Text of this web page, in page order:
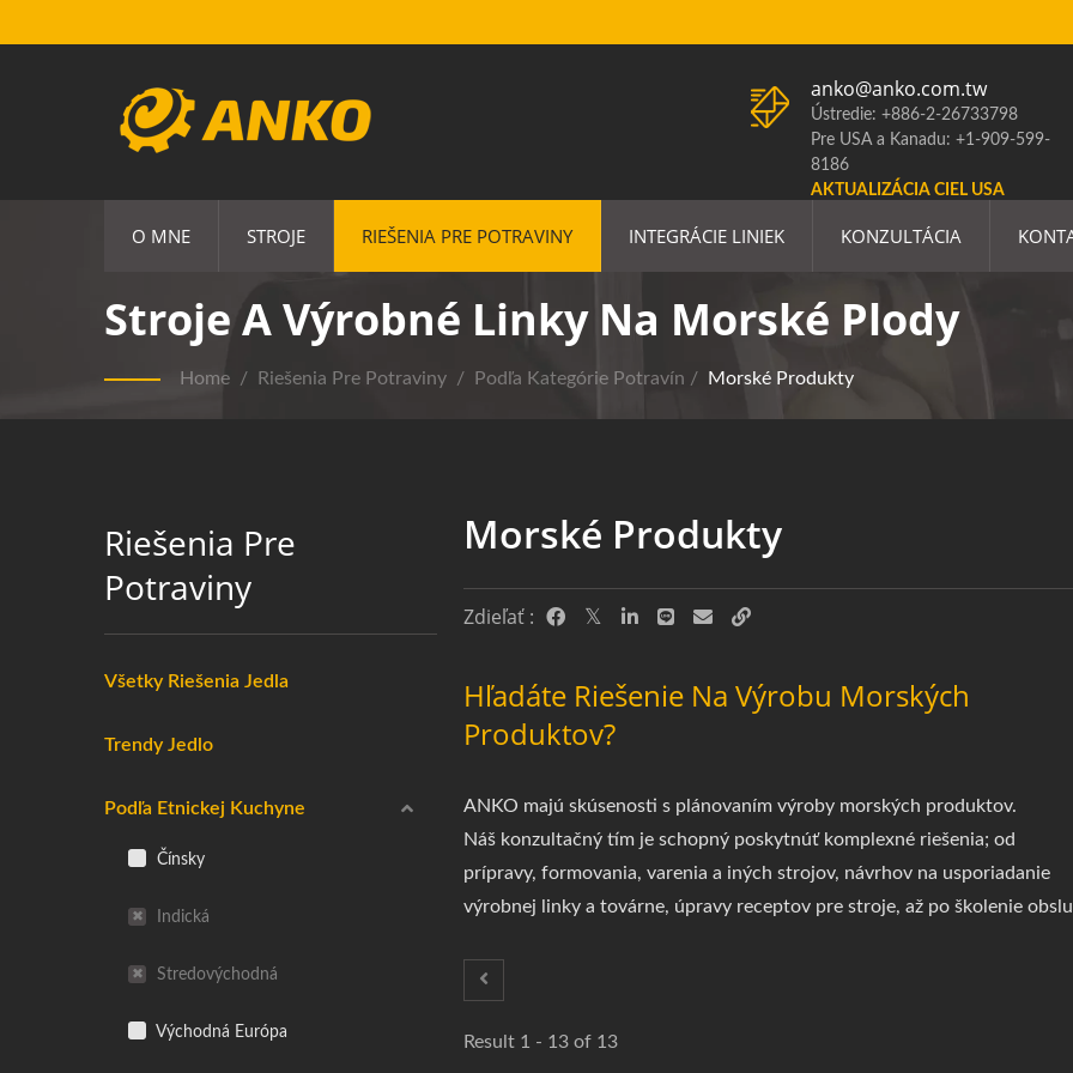
anko@anko.com.tw
Ústredie: +886-2-26733798
Pre USA a Kanadu: +1-909-599-
8186
AKTUALIZÁCIA CIEL USA
O MNE STROJE RIEŠENIA PRE POTRAVINY INTEGRÁCIE LINIEK KONZULTÁCIA
Stroje A Výrobné Linky Na Morské Plody
Home / Riešenia Pre Potraviny / Podľa Kategórie Potravín / Morské Produkty
Riešenia Pre
Potraviny
Všetky Riešenia Jedla
Trendy Jedlo
Podľa Etnickej Kuchyne
Čínsky
Indická
Stredovýchodná
Východná Európa
Morské Produkty
Zdieľať :
Hľadáte Riešenie Na Výrobu Morských
Produktov?
ANKO majú skúsenosti s plánovaním výroby morských produktov.
Náš konzultačný tím je schopný poskytnúť komplexné riešenia; od
prípravy, formovania, varenia a iných strojov, návrhov na usporiadanie
výrobnej linky a továrne, úpravy receptov pre stroje, až po školenie
Result 1 - 13 of 13